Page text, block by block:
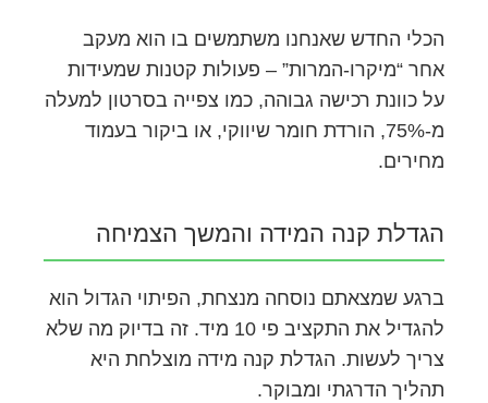
הכלי החדש שאנחנו משתמשים בו הוא מעקב
אחר “מיקרו-המרות” – פעולות קטנות שמעידות
על כוונת רכישה גבוהה, כמו צפייה בסרטון למעלה
מ-75%, הורדת חומר שיווקי, או ביקור בעמוד
מחירים.
הגדלת קנה המידה והמשך הצמיחה
ברגע שמצאתם נוסחה מנצחת, הפיתוי הגדול הוא
להגדיל את התקציב פי 10 מיד. זה בדיוק מה שלא
צריך לעשות. הגדלת קנה מידה מוצלחת היא
תהליך הדרגתי ומבוקר.